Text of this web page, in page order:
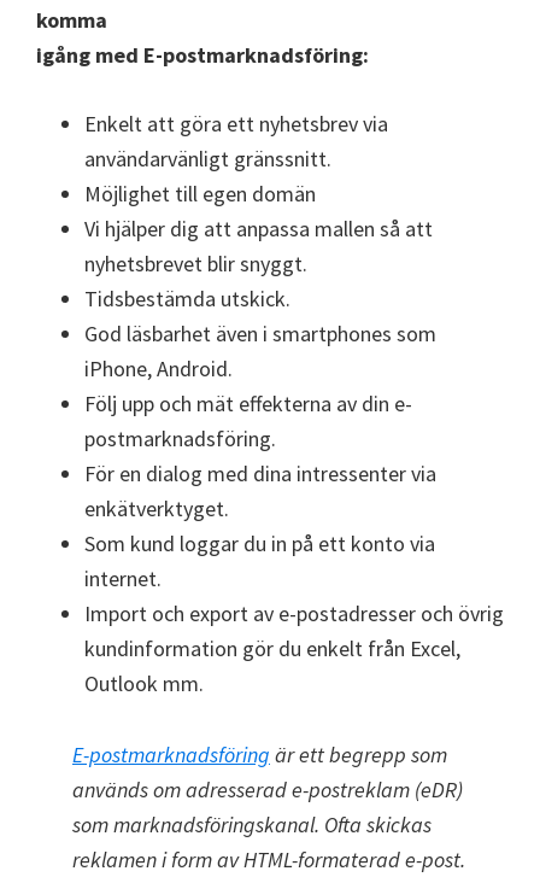
komma
igång med E-postmarknadsföring:
Enkelt att göra ett nyhetsbrev via
användarvänligt gränssnitt.
Möjlighet till egen domän
Vi hjälper dig att anpassa mallen så att
nyhetsbrevet blir snyggt.
Tidsbestämda utskick.
God läsbarhet även i smartphones som
iPhone, Android.
Följ upp och mät effekterna av din e-
postmarknadsföring.
För en dialog med dina intressenter via
enkätverktyget.
Som kund loggar du in på ett konto via
internet.
Import och export av e-postadresser och övrig
kundinformation gör du enkelt från Excel,
Outlook mm.
E-postmarknadsföring är ett begrepp som
används om adresserad e-postreklam (eDR)
som marknadsföringskanal. Ofta skickas
reklamen i form av HTML-formaterad e-post.